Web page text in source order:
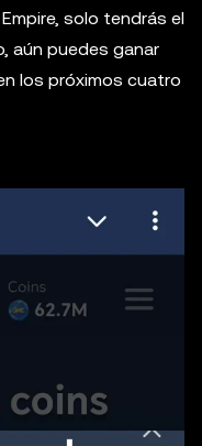
solo tendrás el
aún puedes ganar
los próximos cuatro